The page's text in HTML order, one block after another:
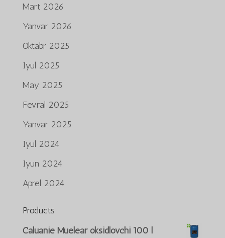
Mart 2026
Yanvar 2026
Oktabr 2025
Iyul 2025
May 2025
Fevral 2025
Yanvar 2025
Iyul 2024
Iyun 2024
Aprel 2024
Products
Caluanie Muelear oksidlovchi 100 lPortuguês do Brasil